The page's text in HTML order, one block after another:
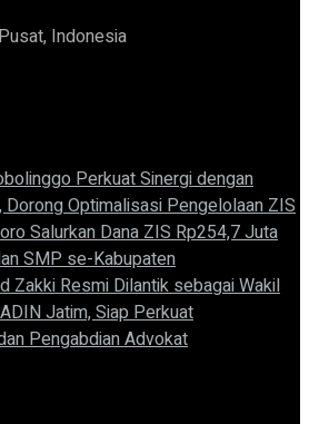
Indonesia
Perkuat Sinergi dengan
Dorong Optimalisasi Pengelolaan ZIS
Salurkan Dana ZIS Rp254,7 Juta
SMP se-Kabupaten
Zakki Resmi Dilantik sebagai Wakil
Jatim, Siap Perkuat
Pengabdian Advokat